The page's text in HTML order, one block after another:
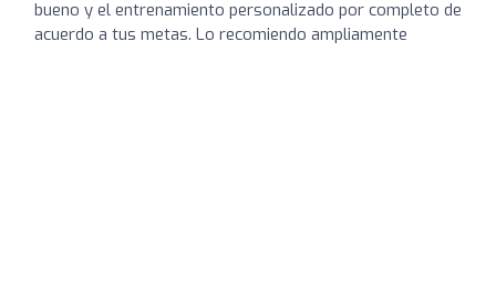
bueno y el entrenamiento personalizado por completo de
acuerdo a tus metas. Lo recomiendo ampliamente